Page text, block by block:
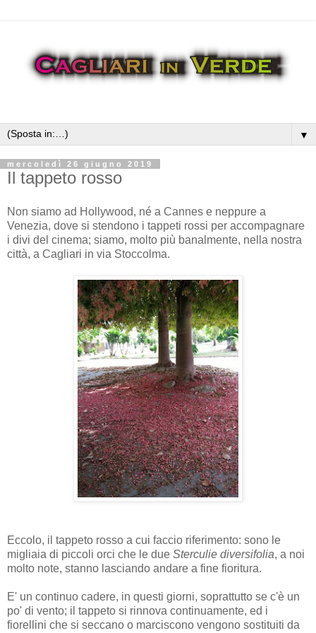
▼
mercoledì 26 giugno 2019
Il tappeto rosso
Non siamo ad Hollywood, né a Cannes e neppure a
Venezia, dove si stendono i tappeti rossi per accompagnare
i divi del cinema; siamo, molto più banalmente, nella nostra
città, a Cagliari in via Stoccolma.
Eccolo, il tappeto rosso a cui faccio riferimento: sono le
migliaia di piccoli orci che le due Sterculie diversifolia, a noi
molto note, stanno lasciando andare a fine fioritura.
E' un continuo cadere, in questi giorni, soprattutto se c'è un
po' di vento; il tappeto si rinnova continuamente, ed i
fiorellini che si seccano o marciscono vengono sostituiti da